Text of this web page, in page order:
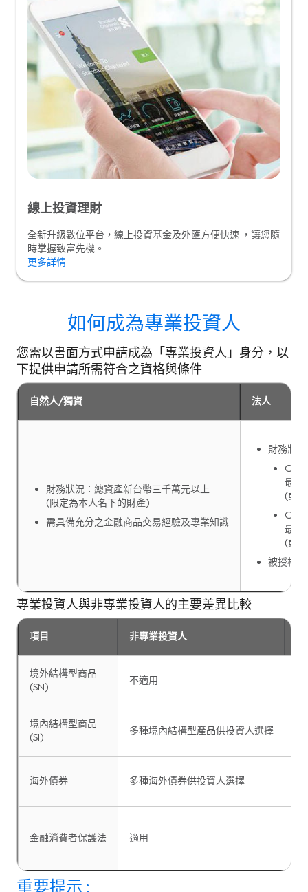
線上投資理財
全新升級數位平台，線上投資基金及外匯方便快速 ，讓您隨
時掌握致富先機。
更多詳情
如何成為專業投資人
您需以書面方式申請成為「專業投資人」身分，以
下提供申請所需符合之資格與條件
自然人/獨資 法人
財務狀況：總資產新台幣三千萬元以上
(限定為本人名下的財產)
需具備充分之金融商品交易經驗及專業知識
財務狀況
最近
(或
最近
(或
被授權
專業投資人與非專業投資人的主要差異比較
項目 非專業投資人
境外結構型商品
(SN)
不適用
境內結構型商品
(SI)
多種境內結構型產品供投資人選擇
海外債券 多種海外債券供投資人選擇
金融消費者保護法 適用
重要提示 :